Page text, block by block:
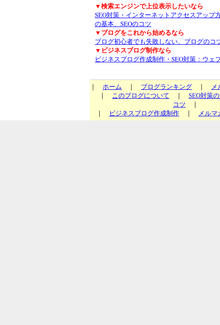
▼検索エンジンで上位表示したいなら
SEO対策・インターネットアクセスアップ
の基本、SEOのコツ
▼ブログをこれから始めるなら
ブログ初心者でも失敗しない、ブログのコ
▼ビジネスブログ制作なら
ビジネスブログ作成制作・SEO対策：ウェ
｜ ホーム ｜ ブログランキング ｜
メ
｜
このブログについて ｜ SEO対策
コツ ｜
｜
ビジネスブログ作成制作 ｜ メル